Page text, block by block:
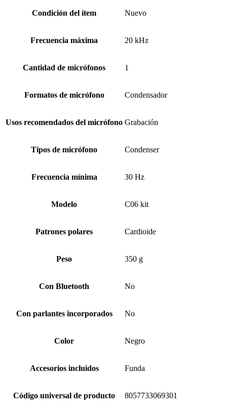
Condición del ítem Nuevo
Frecuencia máxima 20 kHz
Cantidad de micrófonos 1
Formatos de micrófono Condensador
Usos recomendados del micrófono Grabación
Tipos de micrófono Condenser
Frecuencia mínima 30 Hz
Modelo C06 kit
Patrones polares Cardioide
Peso 350 g
Con Bluetooth No
Con parlantes incorporados No
Color Negro
Accesorios incluidos Funda
Código universal de producto 8057733069301